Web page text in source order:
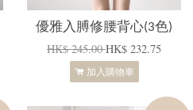
優雅入膊修腰背心(3色)
HK$ 245.00HK$ 232.75
加入購物車